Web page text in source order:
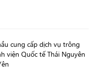
cung cấp dịch vụ trông
viện Quốc tế Thái Nguyên